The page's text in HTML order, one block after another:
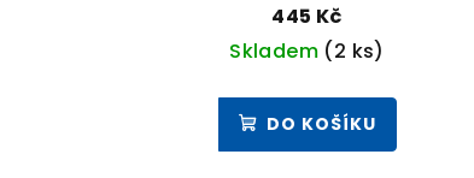
445 Kč
Skladem (2 ks)
DO KOŠÍKU